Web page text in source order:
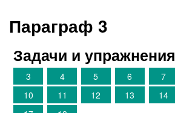
Параграф 3
Задачи и упражнения
3
4 5 6 7
10
11 12 13 14